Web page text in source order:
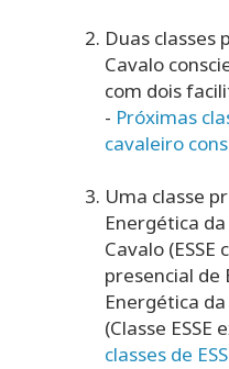
Duas classes
Cavalo
com dois
- Próximas
cavaleiro
Uma classe
Energética
Cavalo
presencial de
Energética
(Classe ESSE
classes de